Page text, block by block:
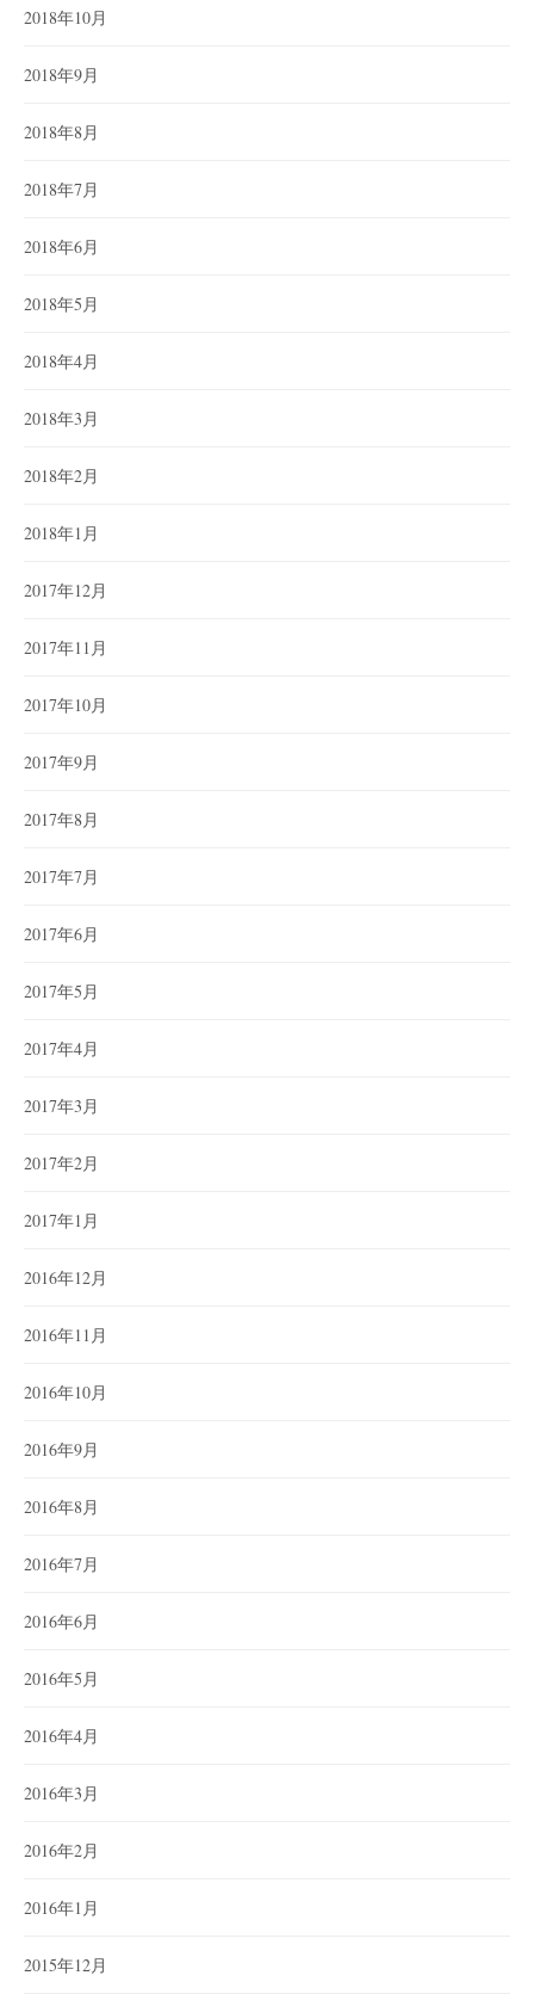
2018年10月
2018年9月
2018年8月
2018年7月
2018年6月
2018年5月
2018年4月
2018年3月
2018年2月
2018年1月
2017年12月
2017年11月
2017年10月
2017年9月
2017年8月
2017年7月
2017年6月
2017年5月
2017年4月
2017年3月
2017年2月
2017年1月
2016年12月
2016年11月
2016年10月
2016年9月
2016年8月
2016年7月
2016年6月
2016年5月
2016年4月
2016年3月
2016年2月
2016年1月
2015年12月